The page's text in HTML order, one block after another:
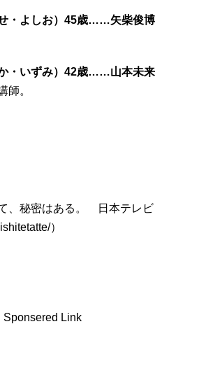
・よしお）45歳……矢柴俊博
・いずみ）42歳……山本未来
師。
て、秘密はある。 日本テレビ
）
Sponsered Link